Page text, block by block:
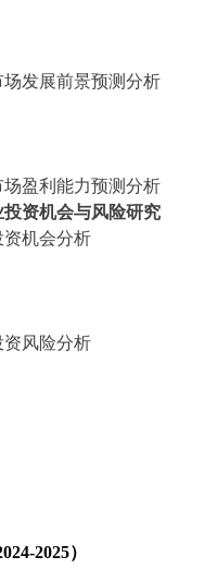
场发展前景预测分析
场盈利能力预测分析
投资机会与风险研究
资机会分析
资风险分析
2025）